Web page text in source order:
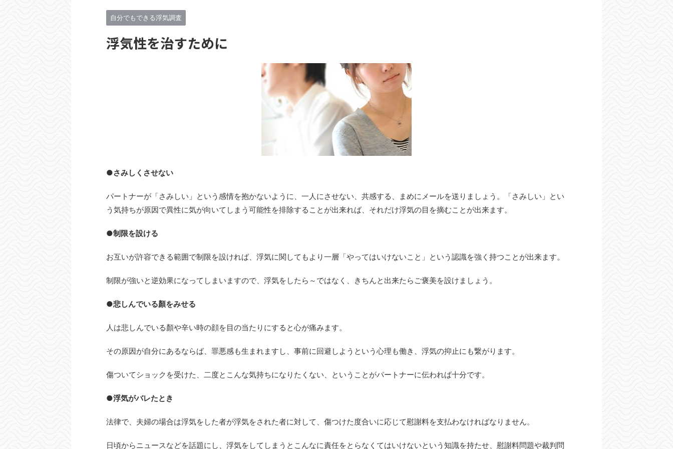
自分でもできる浮気調査
浮気性を治すために
●さみしくさせない
パートナーが「さみしい」という感情を抱かないように、一人にさせない、共感する、まめにメールを送りましょう。「さみしい」とい
う気持ちが原因で異性に気が向いてしまう可能性を排除することが出来れば、それだけ浮気の目を摘むことが出来ます。
●制限を設ける
お互いが許容できる範囲で制限を設ければ、浮気に関してもより一層「やってはいけないこと」という認識を強く持つことが出来ます。
制限が強いと逆効果になってしまいますので、浮気をしたら～ではなく、きちんと出来たらご褒美を設けましょう。
●悲しんでいる顏をみせる
人は悲しんでいる顏や辛い時の顔を目の当たりにすると心が痛みます。
その原因が自分にあるならば、罪悪感も生まれますし、事前に回避しようという心理も働き、浮気の抑止にも繋がります。
傷ついてショックを受けた、二度とこんな気持ちになりたくない、ということがパートナーに伝われば十分です。
●浮気がバレたとき
法律で、夫婦の場合は浮気をした者が浮気をされた者に対して、傷つけた度合いに応じて慰謝料を支払わなければなりません。
日頃からニュースなどを話題にし、浮気をしてしまうとこんなに責任をとらなくてはいけないという知識を持たせ、慰謝料問題や裁判問